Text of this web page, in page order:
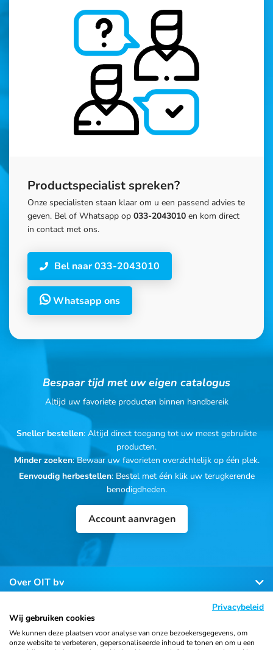
Productspecialist spreken?
Onze specialisten staan klaar om u een passend advies te
geven. Bel of Whatsapp op 033-2043010 en kom direct
in contact met ons.
Bel naar 033-2043010
Whatsapp ons
Bespaar tijd met uw eigen catalogus
Altijd uw favoriete producten binnen handbereik
Sneller bestellen: Altijd direct toegang tot uw meest gebruikte
producten.
Minder zoeken: Bewaar uw favorieten overzichtelijk op één plek.
Eenvoudig herbestellen: Bestel met één klik uw terugkerende
benodigdheden.
Account aanvragen
Over OIT bv
Klantenservice
Privacybeleid
Wij gebruiken cookies
We kunnen deze plaatsen voor analyse van onze bezoekersgegevens, om
onze website te verbeteren, gepersonaliseerde inhoud te tonen en om u een